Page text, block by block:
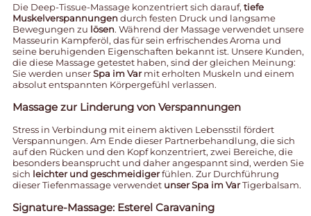
Die Deep-Tissue-Massage konzentriert sich darauf, tiefe
Muskelverspannungendurch festen Druck und langsame
Bewegungen zu lösen. Während der Massage verwendet unsere
Masseurin Kampferöl, das für sein erfrischendes Aroma und
seine beruhigenden Eigenschaften bekannt ist. Unsere Kunden,
die diese Massage getestet haben, sind der gleichen Meinung:
Sie werden unserSpa im Varmit erholten Muskeln und einem
absolut entspannten Körpergefühl verlassen.
Massage zur Linderung von Verspannungen
Stress in Verbindung mit einem aktiven Lebensstil fördert
Verspannungen. Am Ende dieser Partnerbehandlung, die sich
auf den Rücken und den Kopf konzentriert, zwei Bereiche, die
besonders beansprucht und daher angespannt sind, werden Sie
sich leichter und geschmeidigerfühlen. Zur Durchführung
dieser Tiefenmassage verwendet unser Spa im VarTigerbalsam.
Signature-Massage: Esterel Caravaning